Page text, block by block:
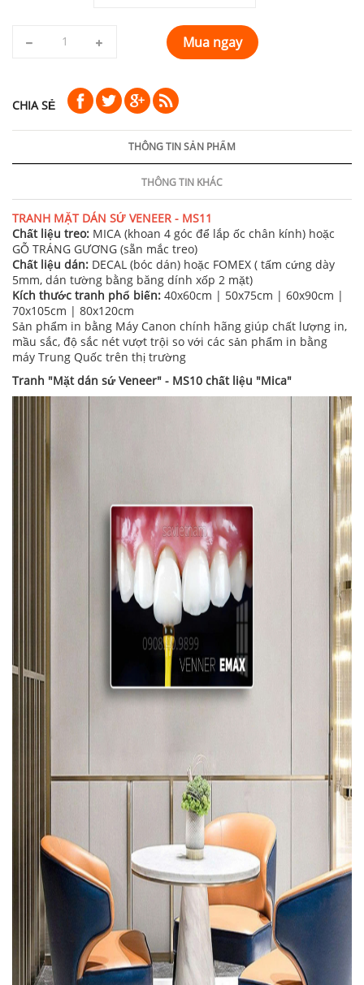
Mua ngay
CHIA SẺ
THÔNG TIN SẢN PHẨM
THÔNG TIN KHÁC
TRANH MẶT DÁN SỨ VENEER - MS11
Chất liệu treo: MICA (khoan 4 góc để lắp ốc chân kính) hoặc
GỖ TRÁNG GƯƠNG (sẵn mắc treo)
Chất liệu dán: DECAL (bóc dán) hoặc FOMEX ( tấm cứng dày
5mm, dán tường bằng băng dính xốp 2 mặt)
Kích thước tranh phổ biến: 40x60cm | 50x75cm | 60x90cm |
70x105cm | 80x120cm
Sản phẩm in bằng Máy Canon chính hãng giúp chất lượng in,
mầu sắc, độ sắc nét vượt trội so với các sản phẩm in bằng
máy Trung Quốc trên thị trường
Tranh "Mặt dán sứ Veneer" - MS10 chất liệu "Mica"